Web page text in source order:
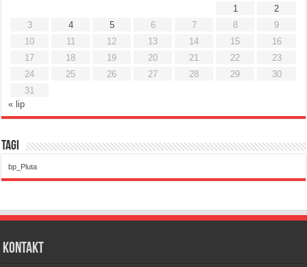
1
2
3
4 5 6 7 8
9
10
11 12 13 14 15
16
17
18 19 20 21 22
23
24
25 26 27 28 29
30
31
« lip
Tagi
bp_Pluta
Kontakt